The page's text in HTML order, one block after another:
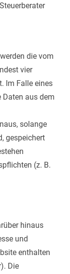
die vom
vier
Im Falle eines
aus dem
solange
gespeichert
(z. B.
hinaus
und
enthalten
Die